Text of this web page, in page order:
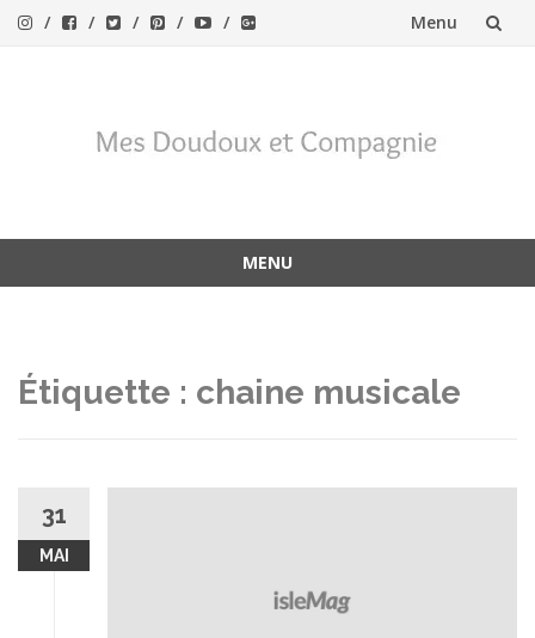
Menu
MENU
Étiquette : chaine musicale
31
MAI